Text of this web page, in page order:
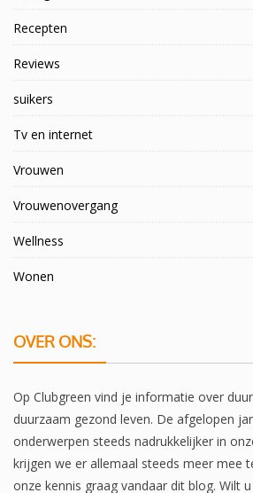
Recepten
Reviews
suikers
Tv en internet
Vrouwen
Vrouwenovergang
Wellness
Wonen
OVER ONS:
Op Clubgreen vind je informatie over
duurzaam gezond leven. De afgelopen
onderwerpen steeds nadrukkelijker in
krijgen we er allemaal steeds meer mee
onze kennis graag vandaar dit blog. Wilt